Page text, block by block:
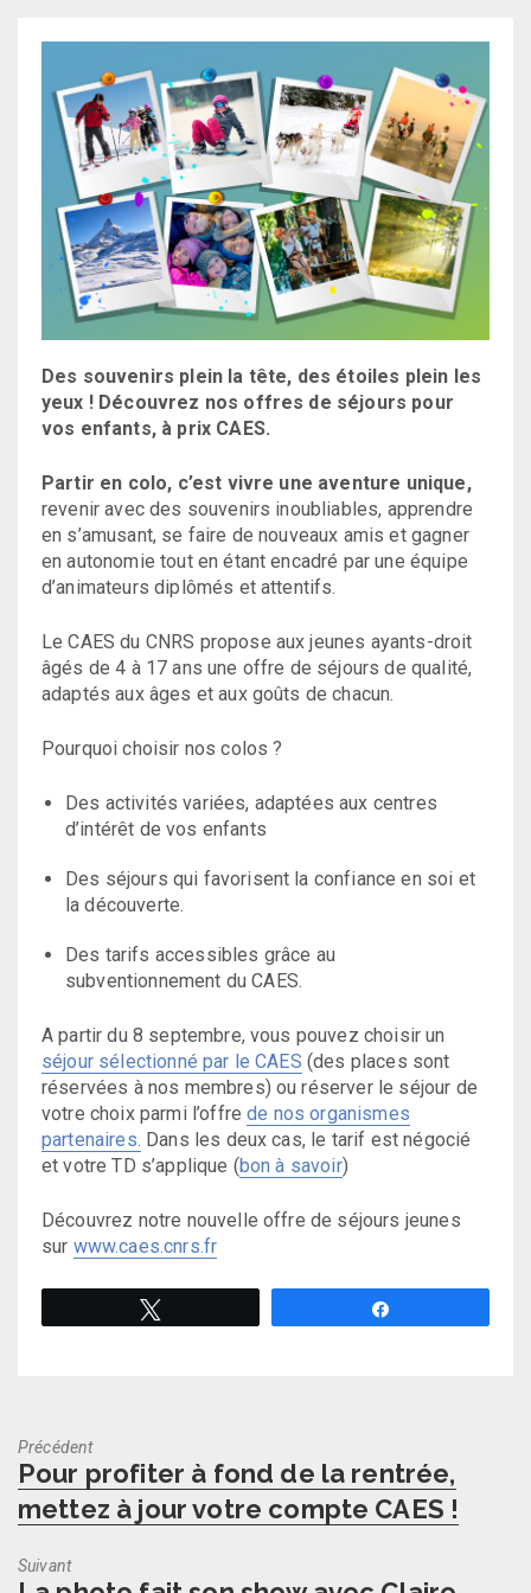
Des souvenirs plein la tête, des étoiles plein les
yeux ! Découvrez nos offres de séjours pour
vos enfants, à prix CAES.
Partir en colo, c’est vivre une aventure unique,
revenir avec des souvenirs inoubliables, apprendre
en s’amusant, se faire de nouveaux amis et gagner
en autonomie tout en étant encadré par une équipe
d’animateurs diplômés et attentifs.
Le CAES du CNRS propose aux jeunes ayants-droit
âgés de 4 à 17 ans une offre de séjours de qualité,
adaptés aux âges et aux goûts de chacun.
Pourquoi choisir nos colos ?
Des activités variées, adaptées aux centres
d’intérêt de vos enfants
Des séjours qui favorisent la confiance en soi et
la découverte.
Des tarifs accessibles grâce au
subventionnement du CAES.
A partir du 8 septembre, vous pouvez choisir un
séjour sélectionné par le CAES (des places sont
réservées à nos membres) ou réserver le séjour de
votre choix parmi l’offrede nos organismes
partenaires. Dans les deux cas, le tarif est négocié
et votre TD s’applique (bon à savoir)
Découvrez notre nouvelle offre de séjours jeunes
sur www.caes.cnrs.fr
Précédent
Previous
post:
Pour profiter à fond de la rentrée,
mettez à jour votre compte CAES !
Suivant
Next